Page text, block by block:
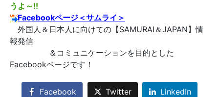
うよ～!!
Facebookページ＜サムライ＞
外国人＆日本人に向けての【SAMURAI＆JAPAN】情
報発信
＆コミュニケーションを目的とした
Facebookページです！
Facebook Twitter LinkedIn